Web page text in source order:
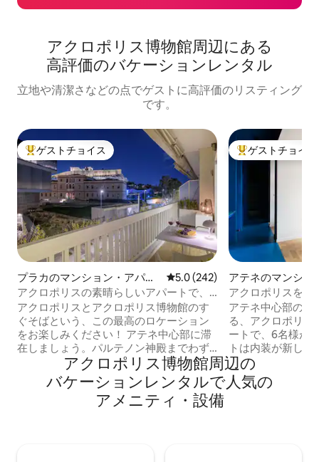
アクロポリス博物館⁠周⁠辺⁠に⁠あ⁠る
高⁠評⁠価⁠のバ⁠ケ⁠ー⁠シ⁠ョ⁠ン⁠レ⁠ン⁠タ⁠ル
立地や清潔さなどの点でゲストに高評価のリスティング
です。
大好評のゲストチョイスです。
ゲストチョイス
プラカのマンション・アパー
ト
レビュー242件、5つ星中5.0つ
5.0 (242)
アクロポリスの素晴らしいアパートで、
パルテノン神殿を眺めることができます
アクロポリスとアクロポリス博物館のす
ぐそばという、この最高のロケーション
をお楽しみください！ アテネ中心部に滞
在しましょう。パルテノン神殿までわず
か250m、アクロポリス博物館と地下鉄の
駅まで50mです！この改装された高級ア
パートは、アクロポリスの素晴らしい景
色を楽しめ、人気の観光スポットまで徒
大好評のゲスト
ゲストチョイス
アテネのマンショ
ート
アクロポリスを望
スルームのフラッ
アテネ中心部のア
る、アクロポリス
ートで、6名様が
トは内装が新し
み）、博物館や地
です。 歴史地区
ーターで4階にア
アクロポリス博物館⁠周⁠辺⁠の
バ⁠ケ⁠ー⁠シ⁠ョ⁠ン⁠レ⁠ン⁠タ⁠ル⁠で人⁠気⁠の
ア⁠メ⁠ニ⁠テ⁠ィ⁠・⁠設⁠備